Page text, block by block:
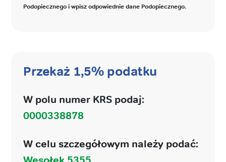
Podopiecznego i wpisz odpowiednie dane Podopiecznego.
Przekaż 1,5% podatku
W polu numer KRS podaj:
0000338878
W celu szczegółowym należy podać: